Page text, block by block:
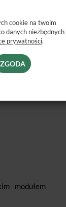
modułem
cookie na twoim
danych niezbędnych
prywatności.
ZGODA